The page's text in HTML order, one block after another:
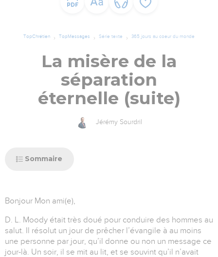
TopChrétien TopMessages Série texte 365 jours au coeur du monde
La misère de la
séparation
éternelle (suite)
Jérémy Sourdril
Sommaire
Bonjour Mon ami(e),
D. L. Moody était très doué pour conduire des hommes au
salut. Il résolut un jour de prêcher l’évangile à au moins
une personne par jour, qu’il donne ou non un message ce
jour-là. Un soir, il se mit au lit, et se souvint qu’il n’avait